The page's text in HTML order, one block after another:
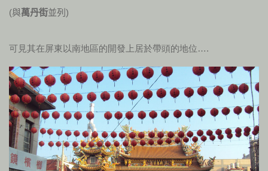
(與萬丹街並列)
可見其在屏東以南地區的開發上居於帶頭的地位….